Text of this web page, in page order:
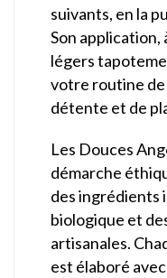
suivants, en la
Son application,
légers
votre routine de
détente et de
Les Douces
démarche
des ingrédients
biologique et
artisanales.
est élaboré